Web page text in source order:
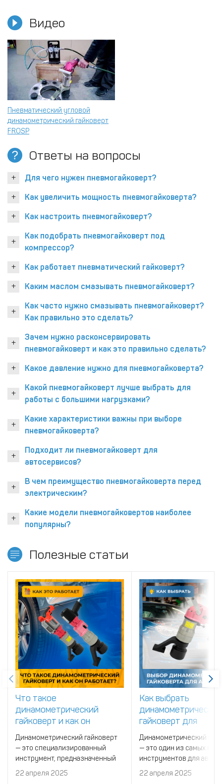
Видео
Пневматический угловой
динамометрический гайковерт
FROSP
Ответы на вопросы
Для чего нужен пневмогайковерт?
Как увеличить мощность пневмогайковерта?
Как настроить пневмогайковерт?
Как подобрать пневмогайковерт под
компрессор?
Как работает пневматический гайковерт?
Каким маслом смазывать пневмогайковерт?
Как часто нужно смазывать пневмогайковерт?
Как правильно это сделать?
Зачем нужно расконсервировать
пневмогайковерт и как это правильно сделать?
Какое давление нужно для пневмогайковерта?
Какой пневмогайковерт лучше выбрать для
работы с большими нагрузками?
Какие характеристики важны при выборе
пневмогайковерта?
Подходит ли пневмогайковерт для
автосервисов?
В чем преимущество пневмогайковерта перед
электрическим?
Какие модели пневмогайковертов наиболее
популярны?
Полезные статьи
Что такое
динамометрический
гайковерт и как он
работает?
Динамометрический гайковерт
— это специализированный
инструмент, предназначенный
для точной затяжки болтов, гаек
и других резьбовых соединений
22 апреля 2025
Как выбрать
динамометрический
гайковерт для
автосервиса
Динамометрический
— это один из самых
инструментов для
необходимый для точной
затяжки болтов и гаек с
22 апреля 2025